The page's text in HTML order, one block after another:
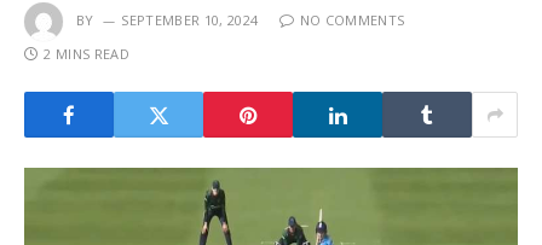
BY SEPTEMBER 10, 2024
NO COMMENTS
2 MINS READ